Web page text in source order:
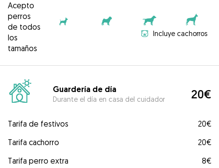
Acepto
perros
de todos
los
tamaños
Incluye cachorros
Guardería de día
Durante el día en casa del cuidador 20€
Tarifa de festivos
20€
Tarifa cachorro
20€
Tarifa perro extra
8€